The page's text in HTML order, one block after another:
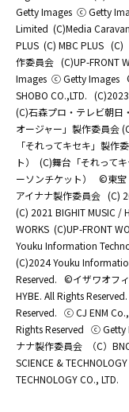
Getty Images ⓒ Getty
Limited (C)Media
PLUS (C) MBC PLUS (C)
作委員会 (C)UP-FRONT
Images ⓒ Getty Images
SHOBO CO.,LTD.
(C)石森プロ・テレビ朝日
オージャー」製作委員会
「それってキセキ」製作
ト）
(C)舞台「それって
ーソンチケット）
©東宝
アイナナ製作委員会 (C)
(C) 2021 BIGHIT MUSIC /
WORKS (C)UP-FRONT
Youku Information
(C)2024 Youku
Reserved. ©イザワオフ
HYBE. All Rights Reserved.
Reserved. ⓒ CJ ENM
Rights Reserved ⓒ Getty
ナナ製作委員会
（C）
SCIENCE &
TECHNOLOGY CO., LTD.